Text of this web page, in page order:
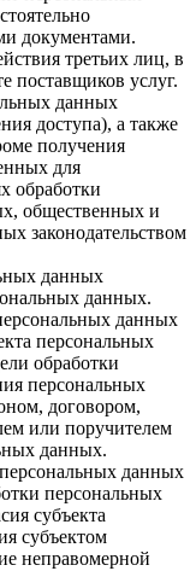
документами.
третьих лиц, в
поставщиков услуг.
данных
доступа), а также
получения
для
обработки
общественных и
законодательством
данных
данных.
данных
персональных
обработки
персональных
договором,
или поручителем
данных.
данных
персональных
субъекта
субъектом
неправомерной